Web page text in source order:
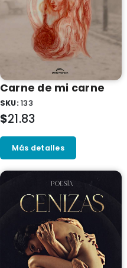
Carne de mi carne
SKU:133
$21.83
Más detalles